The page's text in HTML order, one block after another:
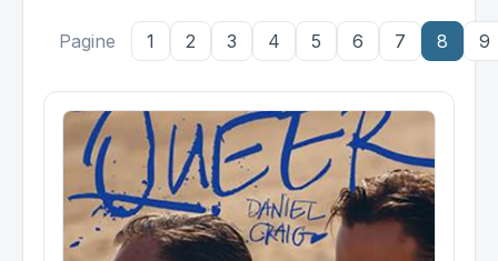
Pagine 1 2 3 4 5 6 7 8 9